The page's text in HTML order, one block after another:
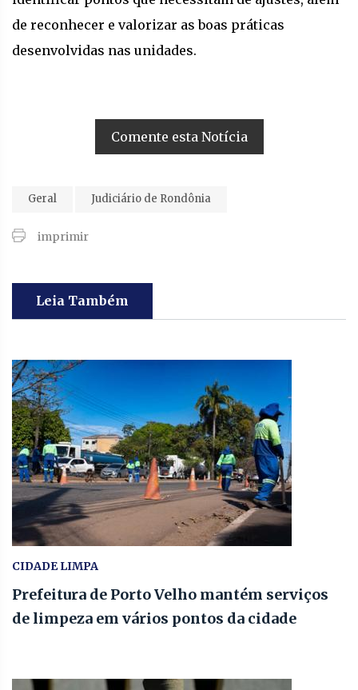
de reconhecer e valorizar as boas práticas
desenvolvidas nas unidades.
Comente esta Notícia
Geral Judiciário de Rondônia
imprimir
Leia Também
CIDADE LIMPA
Prefeitura de Porto Velho mantém serviços
de limpeza em vários pontos da cidade